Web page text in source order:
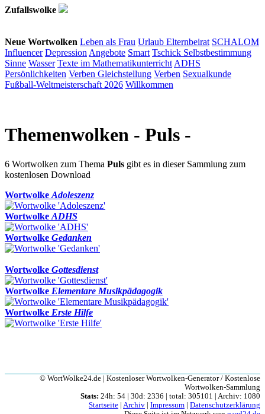
Zufallswolke
Neue Wortwolken Leben als Frau Urlaub Elternbeirat SCHALOM
Influencer Depression Angebote Smart Tschick Selbstbestimmung
Sinne Wasser Texte im Mathematikunterricht ADHS
Persönlichkeiten Verben Gleichstellung Verben Sexualkunde
Fußball-Weltmeisterschaft 2026 Willkommen
Themenwolken - Puls -
6 Wortwolken zum Thema Puls gibt es in dieser Sammlung zum
kostenlosen Download
Wortwolke Adoleszenz
Wortwolke ADHS
Wortwolke Gedanken
Wortwolke Gottesdienst
Wortwolke Elementare Musikpädagogik
Wortwolke Erste Hilfe
© WortWolke24.de | Kostenloser Wortwolken-Generator / Kostenlose
Wortwolken-Sammlung
Stats: 24h: 54 | 30d: 2336 | total: 305101 | Archiv: 1080
Startseite | Archiv | Impressum | Datenschutzerklärung